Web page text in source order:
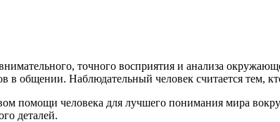
точного восприятия и анализа
Наблюдательный человек считается тем,
помощи человека для лучшего понимания мира
деталей.